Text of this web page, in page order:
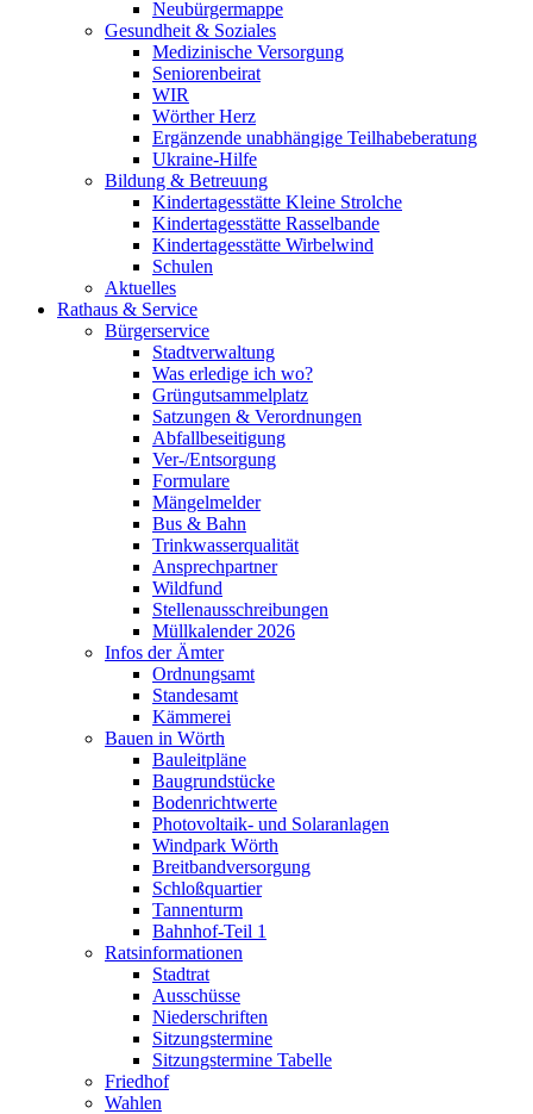
Neubürgermappe
Gesundheit & Soziales
Medizinische Versorgung
Seniorenbeirat
WIR
Wörther Herz
Ergänzende unabhängige Teilhabeberatung
Ukraine-Hilfe
Bildung & Betreuung
Kindertagesstätte Kleine Strolche
Kindertagesstätte Rasselbande
Kindertagesstätte Wirbelwind
Schulen
Aktuelles
Rathaus & Service
Bürgerservice
Stadtverwaltung
Was erledige ich wo?
Grüngutsammelplatz
Satzungen & Verordnungen
Abfallbeseitigung
Ver-/Entsorgung
Formulare
Mängelmelder
Bus & Bahn
Trinkwasserqualität
Ansprechpartner
Wildfund
Stellenausschreibungen
Müllkalender 2026
Infos der Ämter
Ordnungsamt
Standesamt
Kämmerei
Bauen in Wörth
Bauleitpläne
Baugrundstücke
Bodenrichtwerte
Photovoltaik- und Solaranlagen
Windpark Wörth
Breitbandversorgung
Schloßquartier
Tannenturm
Bahnhof-Teil 1
Ratsinformationen
Stadtrat
Ausschüsse
Niederschriften
Sitzungstermine
Sitzungstermine Tabelle
Friedhof
Wahlen